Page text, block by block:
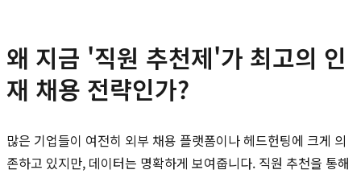
왜 지금 '직원 추천제'가 최고의 인
재 채용 전략인가?
많은 기업들이 여전히 외부 채용 플랫폼이나 헤드헌팅에 크게 의
존하고 있지만, 데이터는 명확하게 보여줍니다. 직원 추천을 통해